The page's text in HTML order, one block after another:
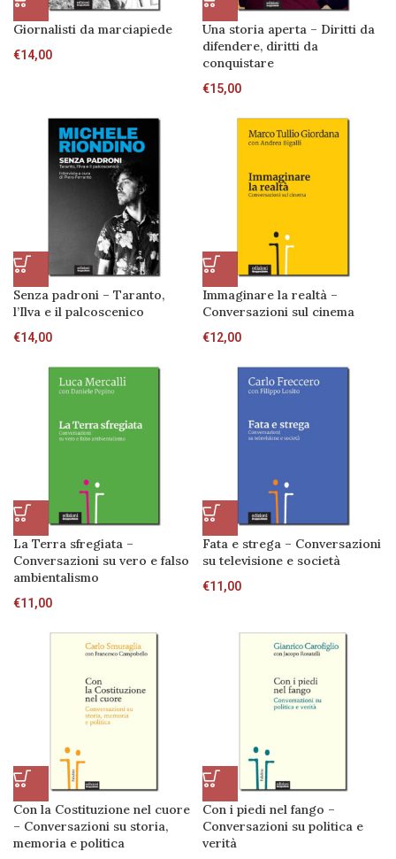
Giornalisti da marciapiede
€14,00
Una storia aperta – Diritti da
difendere, diritti da
conquistare
€15,00
Senza padroni – Taranto,
l’Ilva e il palcoscenico
€14,00
Immaginare la realtà –
Conversazioni sul cinema
€12,00
La Terra sfregiata –
Conversazioni su vero e falso
ambientalismo
€11,00
Fata e strega – Conversazioni
su televisione e società
€11,00
Con la Costituzione nel cuore
– Conversazioni su storia,
memoria e politica
Con i piedi nel fango –
Conversazioni su politica e
verità